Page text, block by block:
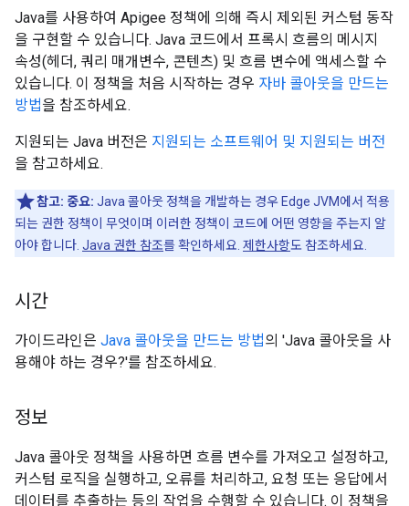
Java를 사용하여 Apigee 정책에 의해 즉시 제외된 커스텀 동작
을 구현할 수 있습니다. Java 코드에서 프록시 흐름의 메시지
속성(헤더, 쿼리 매개변수, 콘텐츠) 및 흐름 변수에 액세스할 수
있습니다. 이 정책을 처음 시작하는 경우 자바 콜아웃을 만드는
방법을 참조하세요.
지원되는 Java 버전은 지원되는 소프트웨어 및 지원되는 버전
을 참고하세요.
참고: 중요: Java 콜아웃 정책을 개발하는 경우 Edge JVM에서 적용
되는 권한 정책이 무엇이며 이러한 정책이 코드에 어떤 영향을 주는지 알
아야 합니다. Java 권한 참조를 확인하세요. 제한사항도 참조하세요.
시간
가이드라인은 Java 콜아웃을 만드는 방법의 'Java 콜아웃을 사
용해야 하는 경우?'를 참조하세요.
정보
Java 콜아웃 정책을 사용하면 흐름 변수를 가져오고 설정하고,
커스텀 로직을 실행하고, 오류를 처리하고, 요청 또는 응답에서
데이터를 추출하는 등의 작업을 수행할 수 있습니다. 이 정책을